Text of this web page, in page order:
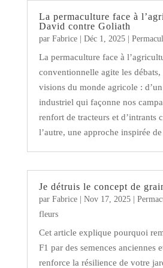
La permaculture face à
David contre Goliath
par Fabrice| Déc 1, 2025|
La permaculture face à
conventionnelle agite les
visions du monde agricole :
industriel qui façonne nos
renfort de tracteurs et d’intrants
l’autre, une approche inspirée
Je détruis le concept de
par Fabrice| Nov 17, 2025|
fleurs
Cet article explique pourquoi
F1 par des semences anciennes
renforce la résilience de votre